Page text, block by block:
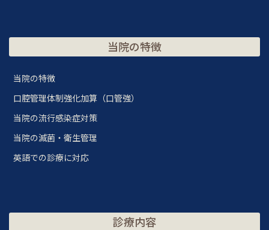
当院の特徴
当院の特徴
口腔管理体制強化加算（口管強）
当院の流行感染症対策
当院の滅菌・衛生管理
英語での診療に対応
診療内容